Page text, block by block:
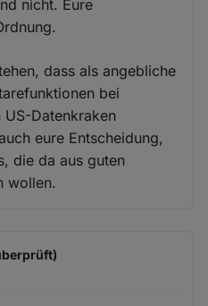
nicht. Eure
dass als angebliche
bei
Datenkraken
eure Entscheidung,
die da aus guten
wollen.